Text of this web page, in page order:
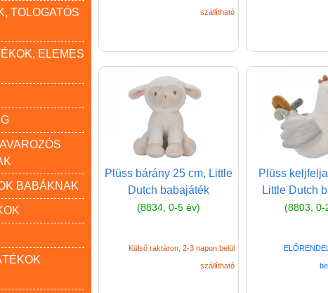
TOLOGATÓS
ELEMES
BABÁKNAK
szállítható
Plüss bárány 25 cm, Little
Dutch babajáték
(8834, 0-5 év)
Külső raktáron, 2-3 napon belül
szállítható
Plüss
Little Dutch
(8803, 0-